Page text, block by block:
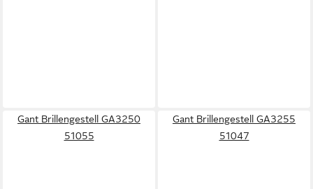
Gant Brillengestell GA3250
51055
Gant Brillengestell GA3255
51047